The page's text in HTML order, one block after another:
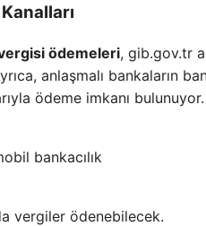
ödemeleri, gib.gov.tr
anlaşmalı bankaların
ödeme imkanı bulunuyor.
bankacılık
vergiler ödenebilecek.